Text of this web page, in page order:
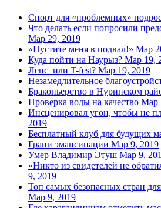
Спорт для «проблемных»
Что делать если попросили
Мар 29, 2019
«Пустите меня в подвал!» Мар
Куда пойти на Наурыз? Мар 19,
Лепс или T-fest? Мар 19, 2019
Незамедлительное
Браконьерство в Нуринском
Проверка воды на качество Мар
Инсценировал угон, чтобы не
2019
Бесплатный клуб для будущих
Грани эмансипации Мар 9, 2019
Умер Владимир Этуш Мар 9,
«Никто из свидетелей не
9, 2019
Топ самых безопасных стран
Мар 9, 2019